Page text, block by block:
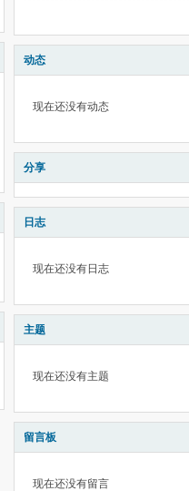
动态
现在还没有动态
分享
日志
现在还没有日志
主题
现在还没有主题
留言板
现在还没有留言